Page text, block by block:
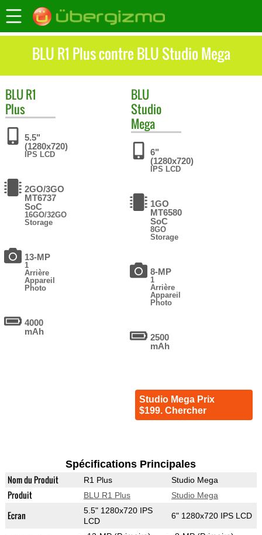
BLU R1 Plus contre BLU Studio Mega
BLUR1
Plus
5.5"
(1280x720)
IPS LCD
2GO/3GO
MT6737
SoC
16GO/32GO
Storage
13-MP
1
Arrière
Appareil
Photo
4000
mAh
BLU
Studio
Mega
6"
(1280x720)
IPS LCD
1GO
MT6580
SoC
8GO
Storage
8-MP
1
Arrière
Appareil
Photo
2500
mAh
Studio Mega Prix
$199. Chercher
Spécifications Principales
Nom du Produit R1 Plus Studio Mega
Produit BLU R1 Plus Studio Mega
Ecran
5.5" 1280x720 IPS
LCD
6" 1280x720 IPS LCD